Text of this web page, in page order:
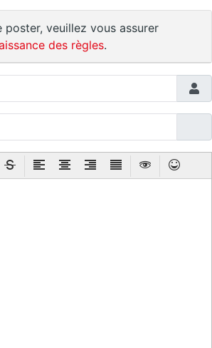
poster, veuillez vous assurer
des règles.